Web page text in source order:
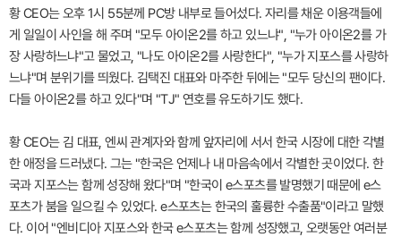
황 CEO는 오후 1시 55분께 PC방 내부로 들어섰다. 자리를 채운 이용객들에
게 일일이 사인을 해 주며 "모두 아이온2를 하고 있느냐", "누가 아이온2를 가
장 사랑하느냐"고 물었고, "나도 아이온2를 사랑한다", "누가 지포스를 사랑하
느냐"며 분위기를 띄웠다. 김택진 대표와 마주한 뒤에는 "모두 당신의 팬이다.
다들 아이온2를 하고 있다"며 "TJ" 연호를 유도하기도 했다.
황 CEO는 김 대표, 엔씨 관계자와 함께 앞자리에 서서 한국 시장에 대한 각별
한 애정을 드러냈다. 그는 "한국은 언제나 내 마음속에서 각별한 곳이었다. 한
국과 지포스는 함께 성장해 왔다"며 "한국이 e스포츠를 발명했기 때문에 e스
포츠가 붐을 일으킬 수 있었다. e스포츠는 한국의 훌륭한 수출품"이라고 말했
다. 이어 "엔비디아 지포스와 한국 e스포츠는 함께 성장했고, 오랫동안 여러분